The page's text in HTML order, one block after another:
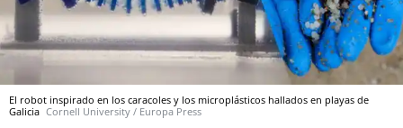
El robot inspirado en los caracoles y los microplásticos hallados en playas de
Galicia Cornell University / Europa Press